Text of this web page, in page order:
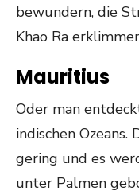
bewundern, die
Khao Ra
Mauritius
Oder man
indischen
gering und es
unter Palmen